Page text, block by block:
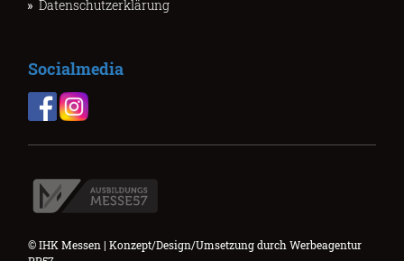
Datenschutzerklärung
Socialmedia
© IHK Messen | Konzept/Design/Umsetzung durch Werbeagentur